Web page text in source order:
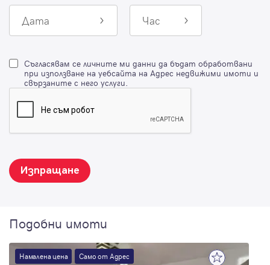
Дата Час
Съгласявам се личните ми данни да бъдат обработвани
при използване на уебсайта на Адрес недвижими имоти и
свързаните с него услуги.
Изпращане
Подобни имоти
Намалена цена Само от Адрес